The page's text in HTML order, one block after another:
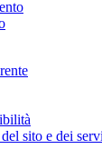
sito e dei